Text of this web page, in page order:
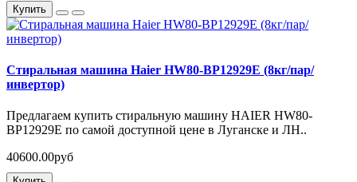
Купить
Стиральная машина Haier HW80-BP12929E (8кг/пар/
инвертор)
Предлагаем купить стиральную машину HAIER HW80-
BP12929E по самой доступной цене в Луганске и ЛН..
40600.00руб